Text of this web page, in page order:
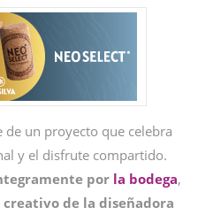
de un proyecto que celebra
y el disfrute compartido.
por la bodega,
de la diseñadora